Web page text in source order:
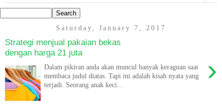
Saturday, January 7, 2017
Strategi menjual pakaian bekas
dengan harga 21 juta
›
Dalam pikiran anda akan muncul banyak keraguan saat
membaca judul diatas. Tapi ini adalah kisah nyata yang
terjadi. Seorang anak keci...